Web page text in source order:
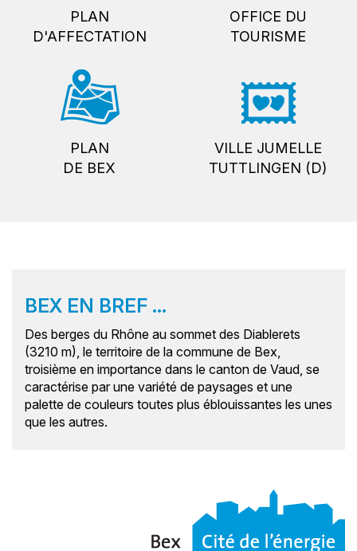
PLAN
D'AFFECTATION
OFFICE DU
TOURISME
PLAN
DE BEX
VILLE JUMELLE
TUTTLINGEN (D)
BEX EN BREF ...
Des berges du Rhône au sommet des Diablerets
(3210 m), le territoire de la commune de Bex,
troisième en importance dans le canton de Vaud, se
caractérise par une variété de paysages et une
palette de couleurs toutes plus éblouissantes les unes
que les autres.